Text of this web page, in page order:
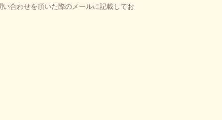
合わせを頂いた際のメールに記載してお